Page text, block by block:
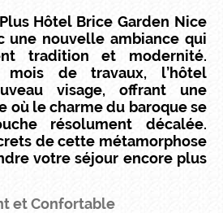
Hôtel Brice Garden Nice
une nouvelle ambiance qui
tradition et modernité.
mois de travaux, l’hôtel
visage, offrant une
où le charme du baroque se
résolument décalée.
de cette métamorphose
votre séjour encore plus
et Confortable